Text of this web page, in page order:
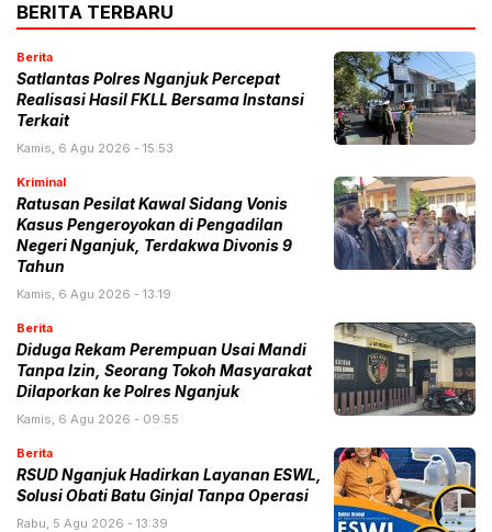
BERITA TERBARU
Berita
Satlantas Polres Nganjuk Percepat
Realisasi Hasil FKLL Bersama Instansi
Terkait
Kamis, 6 Agu 2026 - 15:53
Kriminal
Ratusan Pesilat Kawal Sidang Vonis
Kasus Pengeroyokan di Pengadilan
Negeri Nganjuk, Terdakwa Divonis 9
Tahun
Kamis, 6 Agu 2026 - 13:19
Berita
Diduga Rekam Perempuan Usai Mandi
Tanpa Izin, Seorang Tokoh Masyarakat
Dilaporkan ke Polres Nganjuk
Kamis, 6 Agu 2026 - 09:55
Berita
RSUD Nganjuk Hadirkan Layanan ESWL,
Solusi Obati Batu Ginjal Tanpa Operasi
Rabu, 5 Agu 2026 - 13:39